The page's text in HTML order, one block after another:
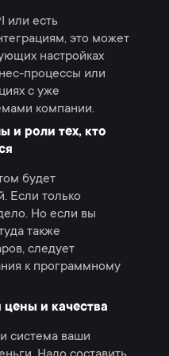
или есть
это может
настройках
процессы или
с уже
компании.
и роли тех, кто
будет
Если только
Но если вы
также
следует
к программному
и качества
система ваши